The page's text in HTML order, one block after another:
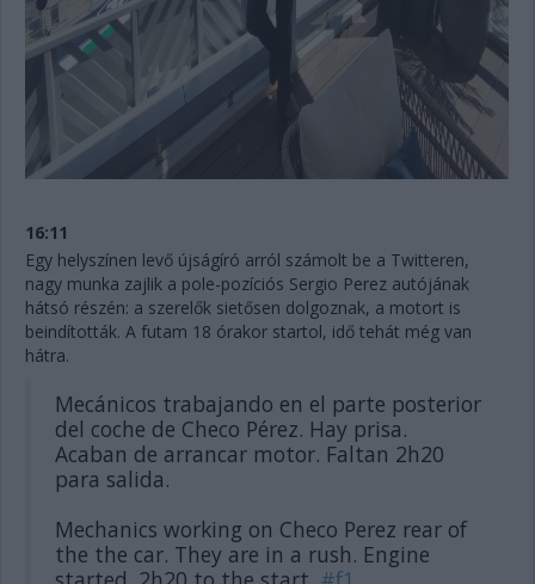
16:11
Egy helyszínen levő újságíró arról számolt be a Twitteren,
nagy munka zajlik a pole-pozíciós Sergio Perez autójának
hátsó részén: a szerelők sietősen dolgoznak, a motort is
beindították. A futam 18 órakor startol, idő tehát még van
hátra.
Mecánicos trabajando en el parte posterior
del coche de Checo Pérez. Hay prisa.
Acaban de arrancar motor. Faltan 2h20
para salida.
Mechanics working on Checo Perez rear of
the the car. They are in a rush. Engine